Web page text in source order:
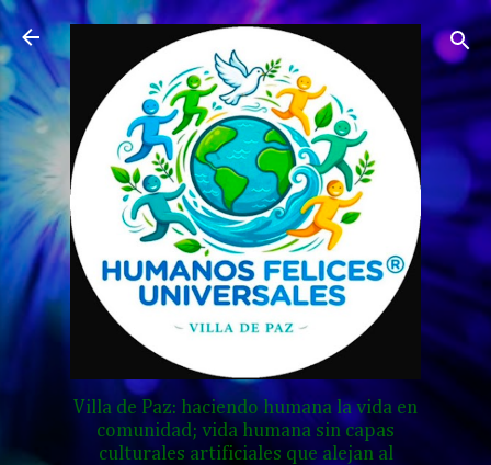
Ir al contenido principal
Villa de Paz: haciendo humana la vida en
comunidad; vida humana sin capas
culturales artificiales que alejan al